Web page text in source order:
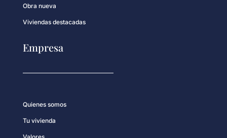
Obra nueva
Viviendas destacadas
Empresa
Quienes somos
Tu vivienda